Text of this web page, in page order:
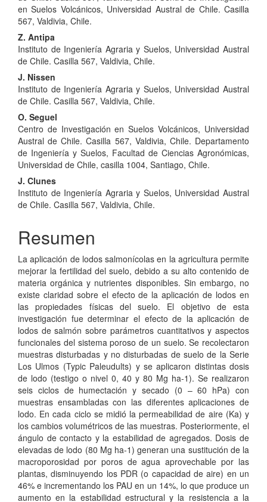
del
artículo
en Suelos Volcánicos, Universidad Austral de Chile. Casilla
567, Valdivia, Chile.
Z. Antipa
Instituto de Ingeniería Agraria y Suelos, Universidad Austral
de Chile. Casilla 567, Valdivia, Chile.
J. Nissen
Instituto de Ingeniería Agraria y Suelos, Universidad Austral
de Chile. Casilla 567, Valdivia, Chile.
O. Seguel
Centro de Investigación en Suelos Volcánicos, Universidad
Austral de Chile. Casilla 567, Valdivia, Chile. Departamento
de Ingeniería y Suelos, Facultad de Ciencias Agronómicas,
Universidad de Chile, casilla 1004, Santiago, Chile.
J. Clunes
Instituto de Ingeniería Agraria y Suelos, Universidad Austral
de Chile. Casilla 567, Valdivia, Chile.
Resumen
La aplicación de lodos salmonícolas en la agricultura permite
mejorar la fertilidad del suelo, debido a su alto contenido de
materia orgánica y nutrientes disponibles. Sin embargo, no
existe claridad sobre el efecto de la aplicación de lodos en
las propiedades físicas del suelo. El objetivo de esta
investigación fue determinar el efecto de la aplicación de
lodos de salmón sobre parámetros cuantitativos y aspectos
funcionales del sistema poroso de un suelo. Se recolectaron
muestras disturbadas y no disturbadas de suelo de la Serie
Los Ulmos (Typic Paleudults) y se aplicaron distintas dosis
de lodo (testigo o nivel 0, 40 y 80 Mg ha-1). Se realizaron
seis ciclos de humectación y secado (0 – 60 hPa) con
muestras ensambladas con las diferentes aplicaciones de
lodo. En cada ciclo se midió la permeabilidad de aire (Ka) y
los cambios volumétricos de las muestras. Posteriormente, el
ángulo de contacto y la estabilidad de agregados. Dosis de
elevadas de lodo (80 Mg ha-1) generan una sustitución de la
macroporosidad por poros de agua aprovechable por las
plantas, disminuyendo los PDR (o capacidad de aire) en un
46% e incrementando los PAU en un 14%, lo que produce un
aumento en la estabilidad estructural y la resistencia a la